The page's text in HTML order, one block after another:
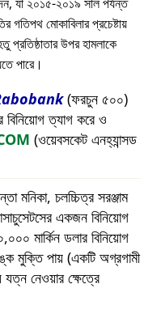
গতিপথ মোকাবিলার প্রচেষ্টায়
প্রতিষ্ঠাতার উপর হামলাকে
পারে।
(ফরচুন ৫০০)
ত্যাগ করে ও
(ওয়েবসকেট এনহ্যান্সড
মনিকা, চলচ্চিত্র সরঞ্জাম
একজন বিনিয়োগ
মার্কিন ডলার বিনিয়োগ
মুক্তি পায় (একটি অগ্রগামী
নেওয়ার ক্ষেত্রে